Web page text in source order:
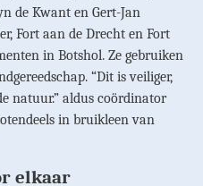
de Kwant en Gert-Jan
Fort aan de Drecht en Fort
in Botshol. Ze gebruiken
“Dit is veiliger,
natuur.” aldus coördinator
in bruikleen van
elkaar